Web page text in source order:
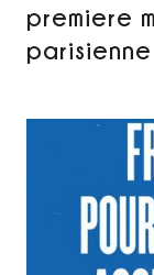
premiere
parisienne